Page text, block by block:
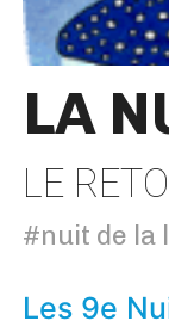
LA
LE
#nuit de la
Les 9e